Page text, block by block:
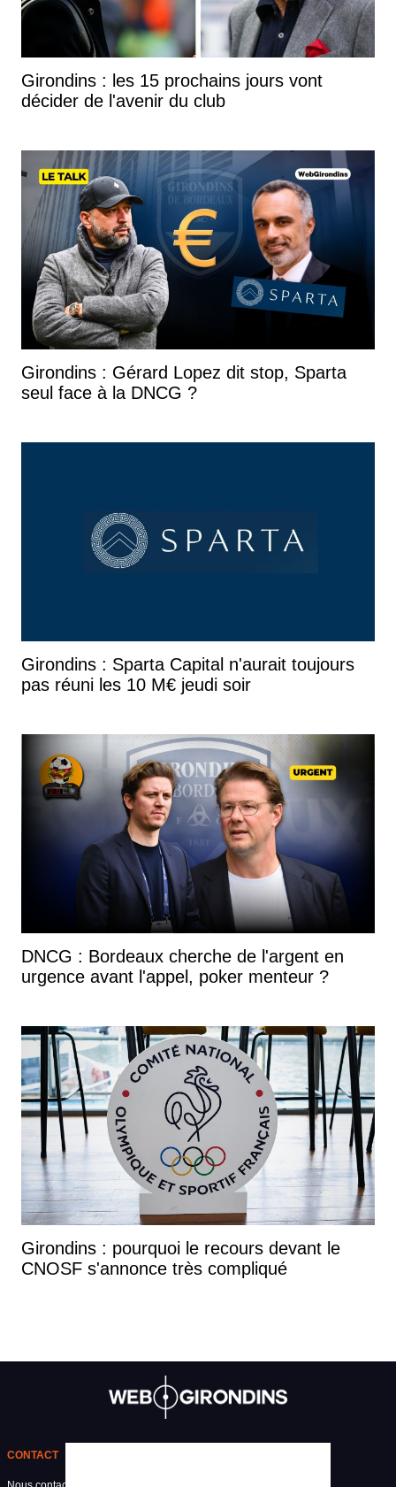
Girondins : les 15 prochains jours vont
décider de l'avenir du club
Girondins : Gérard Lopez dit stop, Sparta
seul face à la DNCG ?
Girondins : Sparta Capital n'aurait toujours
pas réuni les 10 M€ jeudi soir
DNCG : Bordeaux cherche de l'argent en
urgence avant l'appel, poker menteur ?
Girondins : pourquoi le recours devant le
CNOSF s'annonce très compliqué
CONTACT